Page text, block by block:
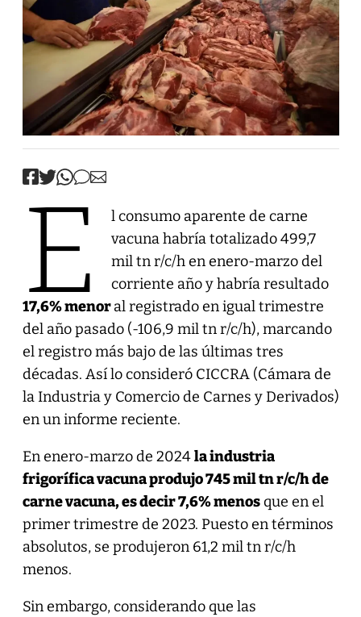
E
l consumo aparente de carne
vacuna habría totalizado 499,7
mil tn r/c/h en enero-marzo del
corriente año y habría resultado
17,6% menoral registrado en igual trimestre
del año pasado (-106,9 mil tn r/c/h), marcando
el registro más bajo de las últimas tres
décadas. Así lo consideró CICCRA (Cámara de
la Industria y Comercio de Carnes y Derivados)
en un informe reciente.
En enero-marzo de 2024la industria
frigorífica vacuna produjo 745 mil tn r/c/h de
carne vacuna, es decir 7,6% menosque en el
primer trimestre de 2023. Puesto en términos
absolutos, se produjeron 61,2 mil tn r/c/h
menos.
Sin embargo, considerando que las